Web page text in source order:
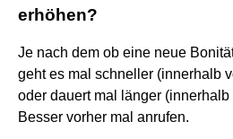
erhöhen?
Je nach dem ob eine neue
geht es mal schneller (innerhalb
oder dauert mal länger (innerhalb
Besser vorher mal anrufen.